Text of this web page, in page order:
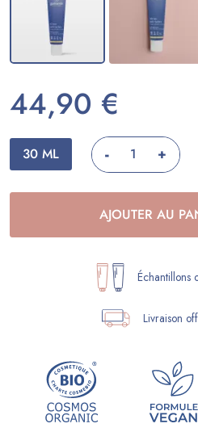
44,90 €
30 ML - +
AJOUTER AU
Échantillons
Livraison